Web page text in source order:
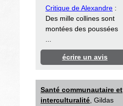
Critique de Alexandre :
Des mille collines sont
montées des poussées
écrire un avis
Santé communautaire et
interculturalité , Gildas